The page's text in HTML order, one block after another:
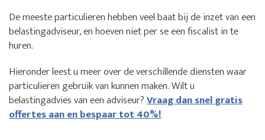
De meeste particulieren hebben veel baat bij de inzet van een
belastingadviseur, en hoeven niet per se een fiscalist in te
huren.
Hieronder leest u meer over de verschillende diensten waar
particulieren gebruik van kunnen maken. Wilt u
belastingadvies van een adviseur?Vraag dan snel gratis
offertes aan en bespaar tot 40%!